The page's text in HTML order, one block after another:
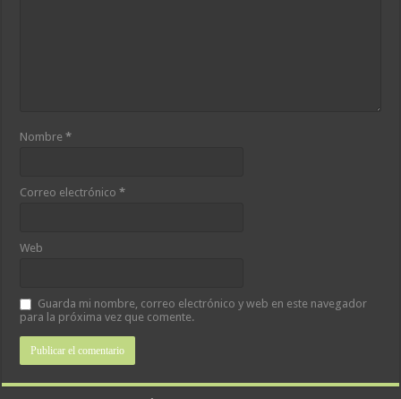
Nombre*
Correo electrónico*
Web
Guarda mi nombre, correo electrónico y web en este navegador
para la próxima vez que comente.